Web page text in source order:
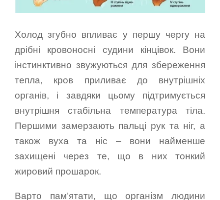
Холод згубно впливає у першу чергу на
дрібні кровоносні судини кінцівок. Вони
інстинктивно звужуються для збереження
тепла, кров приливає до внутрішніх
органів, і завдяки цьому підтримується
внутрішня стабільна температура тіла.
Першими замерзають пальці рук та ніг, а
також вуха та ніс – вони найменше
захищені через те, що в них тонкий
жировий прошарок.
Варто пам’ятати, що організм людини